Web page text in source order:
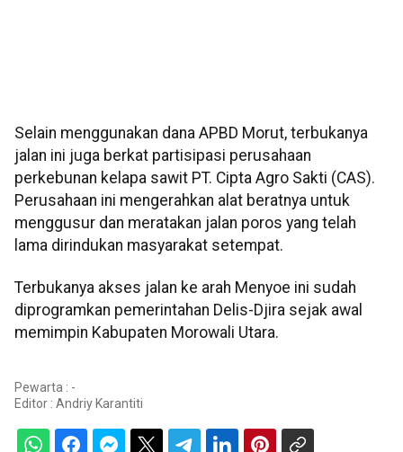
Selain menggunakan dana APBD Morut, terbukanya
jalan ini juga berkat partisipasi perusahaan
perkebunan kelapa sawit PT. Cipta Agro Sakti (CAS).
Perusahaan ini mengerahkan alat beratnya untuk
menggusur dan meratakan jalan poros yang telah
lama dirindukan masyarakat setempat.
Terbukanya akses jalan ke arah Menyoe ini sudah
diprogramkan pemerintahan Delis-Djira sejak awal
memimpin Kabupaten Morowali Utara.
Pewarta : -
Editor : Andriy Karantiti